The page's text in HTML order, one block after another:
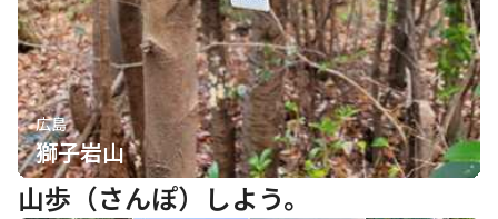
広島
獅子岩山
山歩（さんぽ）しよう。